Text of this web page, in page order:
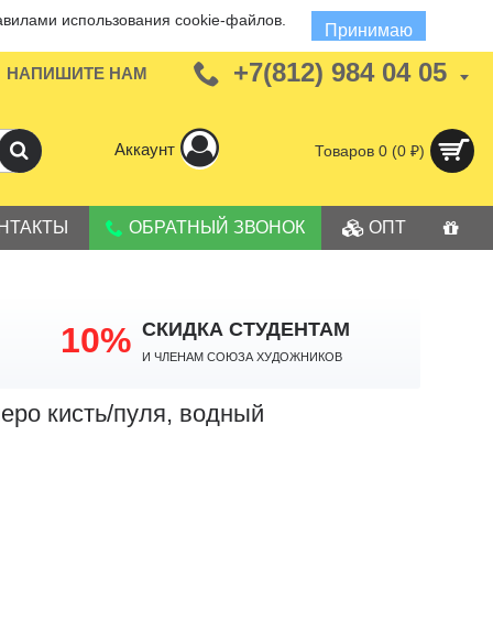
использования cookie-файлов.
Принимаю
НАПИШИТЕ НАМ +7(812) 984 04 05
Аккаунт Товаров 0 (0 ₽)
ОБРАТНЫЙ ЗВОНОК ОПТ
10% СКИДКА СТУДЕНТАМ
И членам Союза Художников
кисть/пуля, водный